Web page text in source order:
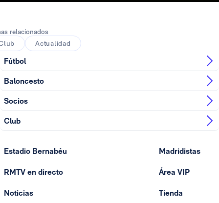
relacionados
Actualidad
Fútbol
Baloncesto
Socios
Club
Estadio Bernabéu
RMTV en directo
Noticias
Madridistas
Área VIP
Tienda